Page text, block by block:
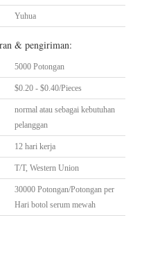
Yuhua
& pengiriman:
5000 Potongan
$0.20 - $0.40/Pieces
normal atau sebagai kebutuhan
pelanggan
12 hari kerja
T/T, Western Union
30000 Potongan/Potongan per
Hari botol serum mewah